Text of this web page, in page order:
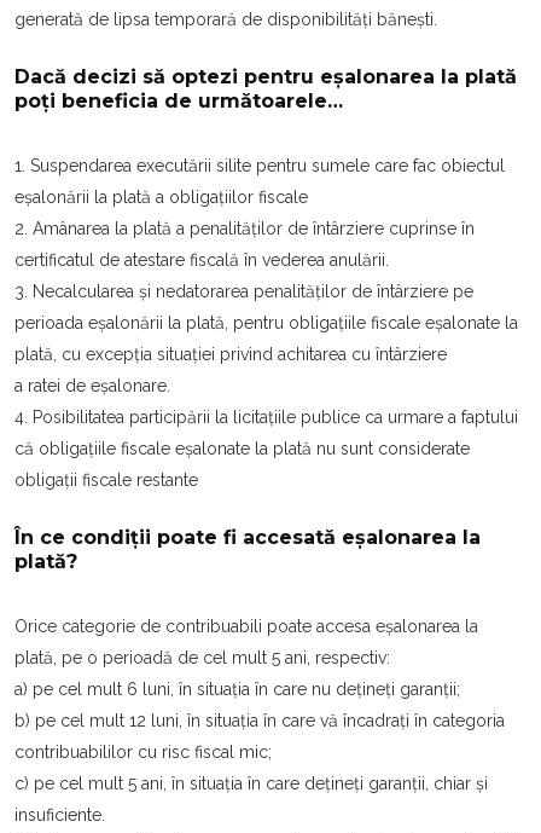
generată de lipsa temporară de disponibilități bănești.
Dacă decizi să optezi pentru eșalonarea la plată
poți beneficia de următoarele…
1. Suspendarea executării silite pentru sumele care fac obiectul
eșalonării la plată a obligațiilor fiscale
2. Amânarea la plată a penalităților de întârziere cuprinse în
certificatul de atestare fiscală în vederea anulării.
3. Necalcularea și nedatorarea penalităților de întârziere pe
perioada eșalonării la plată, pentru obligațiile fiscale eșalonate la
plată, cu excepția situației privind achitarea cu întârziere
a ratei de eșalonare.
4. Posibilitatea participării la licitațiile publice ca urmare a faptului
că obligațiile fiscale eșalonate la plată nu sunt considerate
obligații fiscale restante
În ce condiții poate fi accesată eșalonarea la
plată?
Orice categorie de contribuabili poate accesa eșalonarea la
plată, pe o perioadă de cel mult 5 ani, respectiv:
a) pe cel mult 6 luni, în situația în care nu dețineți garanții;
b) pe cel mult 12 luni, în situația în care vă încadrați în categoria
contribuabililor cu risc fiscal mic;
c) pe cel mult 5 ani, în situația în care dețineți garanții, chiar și
insuficiente.